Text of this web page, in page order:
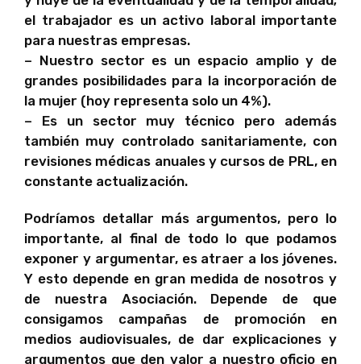
el trabajador es un activo laboral importante
para nuestras empresas.
– Nuestro sector es un espacio amplio y de
grandes posibilidades para la incorporación de
la mujer (hoy representa solo un 4%).
– Es un sector muy técnico pero además
también muy controlado sanitariamente, con
revisiones médicas anuales y cursos de PRL, en
constante actualización.
Podríamos detallar más argumentos, pero lo
importante, al final de todo lo que podamos
exponer y argumentar, es atraer a los jóvenes.
Y esto depende en gran medida de nosotros y
de nuestra Asociación. Depende de que
consigamos campañas de promoción en
medios audiovisuales, de dar explicaciones y
argumentos que den valor a nuestro oficio en